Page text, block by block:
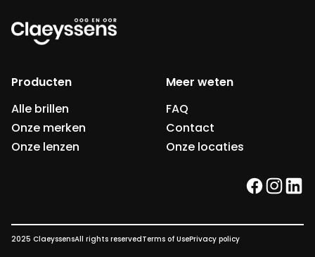
Producten
Alle brillen
Onze merken
Onze lenzen
Meer weten
FAQ
Contact
Onze locaties
facebook
2025 ClaeyssensAll rights reservedTerms of UsePrivacy policy